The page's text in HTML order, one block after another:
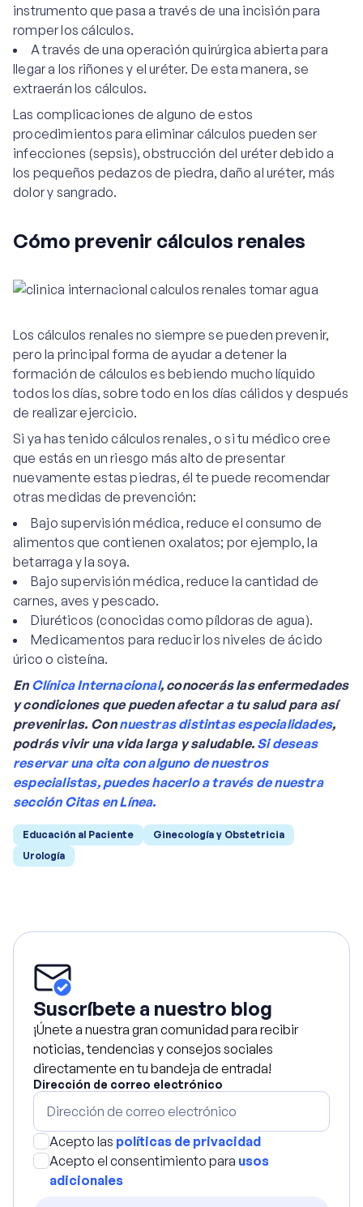
instrumento que pasa a través de una incisión para
romper los cálculos.
A través de una operación quirúrgica abierta para
llegar a los riñones y el uréter. De esta manera, se
extraerán los cálculos.
Las complicaciones de alguno de estos
procedimientos para eliminar cálculos pueden ser
infecciones (sepsis), obstrucción del uréter debido a
los pequeños pedazos de piedra, daño al uréter, más
dolor y sangrado.
Cómo prevenir cálculos renales
Los cálculos renales no siempre se pueden prevenir,
pero la principal forma de ayudar a detener la
formación de cálculos es bebiendo mucho líquido
todos los días, sobre todo en los días cálidos y después
de realizar ejercicio.
Si ya has tenido cálculos renales, o si tu médico cree
que estás en un riesgo más alto de presentar
nuevamente estas piedras, él te puede recomendar
otras medidas de prevención:
Bajo supervisión médica, reduce el consumo de
alimentos que contienen oxalatos; por ejemplo, la
betarraga y la soya.
Bajo supervisión médica, reduce la cantidad de
carnes, aves y pescado.
Diuréticos (conocidas como píldoras de agua).
Medicamentos para reducir los niveles de ácido
úrico o cisteína.
En Clínica Internacional, conocerás las enfermedades
y condiciones que pueden afectar a tu salud para así
prevenirlas. Connuestras distintas especialidades,
podrás vivir una vida larga y saludable. Si deseas
reservar una cita con alguno de nuestros
especialistas, puedes hacerlo a través de nuestra
sección Citas en Línea.
Educación al Paciente
Ginecología y Obstetricia
Urología
Suscríbete a nuestro blog
¡Únete a nuestra gran comunidad para recibir
noticias, tendencias y consejos sociales
directamente en tu bandeja de entrada!
Dirección de correo electrónico
Acepto las políticas de privacidad
Acepto el consentimiento para usos
adicionales